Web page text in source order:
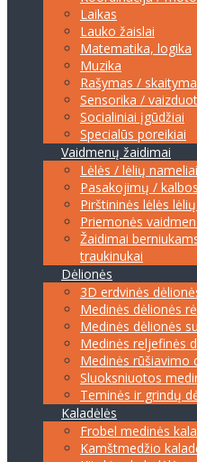
Laikas
Lauko žaislai
Matematika, logika
Muzika
Rašymas /
Sensorika /
Socialiniai įgūdžiai
Specialūs poreikiai
Vaidmenų žaidimai
Lėlės / lėlių
Pasakojimų /
Pirštininės lėlės
Priemonės
Žaidimai
traukinukai
Dėlionės
3D erdvinės
Medinės dėlionės
Medinės dėlionės
Medinės reljefinės
Medinės rūšiavimo
Sluoksniuotos
Teminės ir grindų
Kaladėlės
Frobel medinės
Kamštmedžio